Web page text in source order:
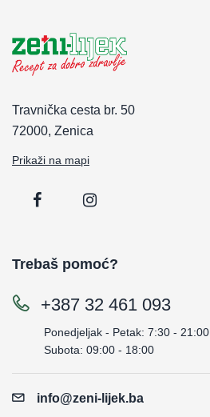
Travnička cesta br. 50
72000, Zenica
Prikaži na mapi
Trebaš pomoć?
+387 32 461 093
Ponedjeljak - Petak: 7:30 - 21:00
Subota: 09:00 - 18:00
info@zeni-lijek.ba